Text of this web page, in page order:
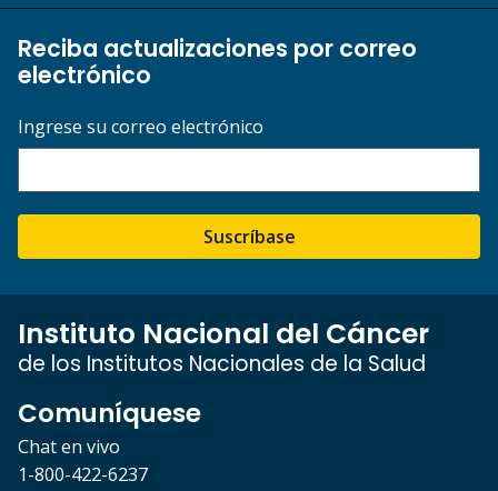
Reciba actualizaciones por correo
electrónico
Ingrese su correo electrónico
Suscríbase
Instituto Nacional del Cáncer
de los Institutos Nacionales de la Salud
Comuníquese
Chat en vivo
1-800-422-6237